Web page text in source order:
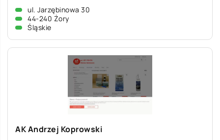
ul. Jarzębinowa 30
44-240 Żory
Śląskie
AK Andrzej Koprowski